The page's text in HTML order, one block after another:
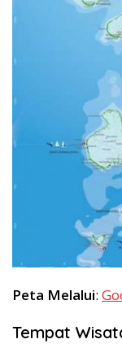
Peta Melalui:
Tempat